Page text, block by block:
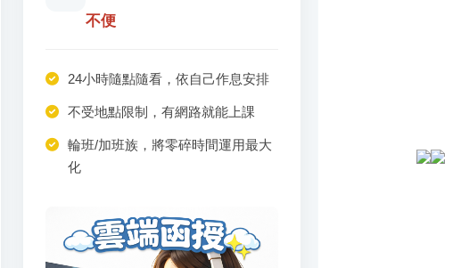
不便
24小時隨點隨看，依自己作息安排
不受地點限制，有網路就能上課
輪班/加班族，將零碎時間運用最大
化